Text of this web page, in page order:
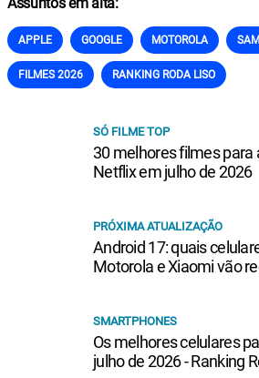
Assuntos em alta:
APPLE GOOGLE MOTOROLA
FILMES 2026 RANKING RODA LISO
SÓ FILME TOP
30 melhores filmes para
Netflix em julho de 2026
PRÓXIMA ATUALIZAÇÃO
Android 17: quais
Motorola e Xiaomi vão
SMARTPHONES
Os melhores celulares
julho de 2026 - Ranking